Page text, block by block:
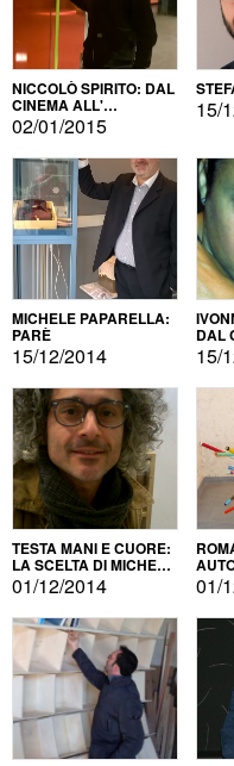
NICCOLÒ SPIRITO: DAL
CINEMA ALL'
AUTOPRODUZIONE
02/01/2015
15/
MICHELE PAPARELLA:
PARÈ
15/12/2014
DAL
15/
TESTA MANI E CUORE:
LA SCELTA DI MICHELE
BARBERIO
01/12/2014 01/